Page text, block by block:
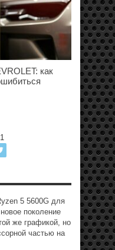
как
5 5600G для
поколение
же графикой, но
частью на